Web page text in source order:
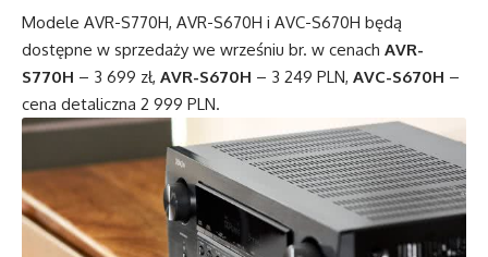
Modele AVR-S770H, AVR-S670H i AVC-S670H będą
dostępne w sprzedaży we wrześniu br. w cenach AVR-
S770H – 3 699 zł, AVR-S670H – 3 249 PLN, AVC-S670H –
cena detaliczna 2 999 PLN.